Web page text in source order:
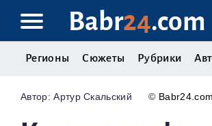
Babr24.com
Регионы Сюжеты Рубрики
Артур Скальский © Babr24.com